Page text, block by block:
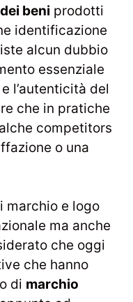
beni prodotti
identificazione
alcun dubbio
essenziale
l’autenticità del
che in pratiche
competitors
o una
marchio e logo
ma anche
che oggi
che hanno
di marchio